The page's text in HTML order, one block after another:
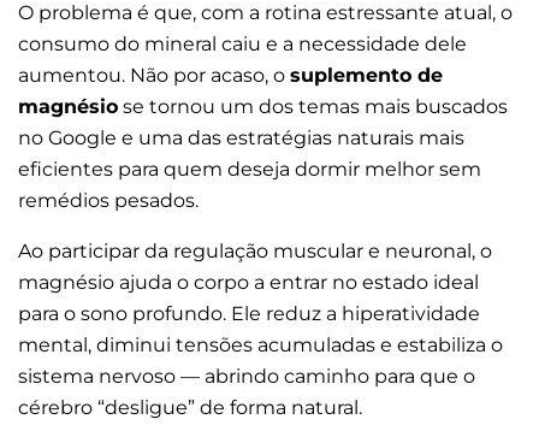
O problema é que, com a rotina estressante atual, o
consumo do mineral caiu e a necessidade dele
aumentou. Não por acaso, o suplemento de
magnésio se tornou um dos temas mais buscados
no Google e uma das estratégias naturais mais
eficientes para quem deseja dormir melhor sem
remédios pesados.
Ao participar da regulação muscular e neuronal, o
magnésio ajuda o corpo a entrar no estado ideal
para o sono profundo. Ele reduz a hiperatividade
mental, diminui tensões acumuladas e estabiliza o
sistema nervoso — abrindo caminho para que o
cérebro “desligue” de forma natural.